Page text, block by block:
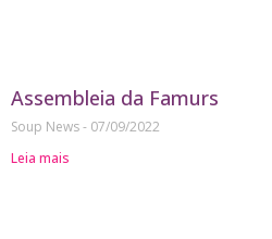
Assembleia da Famurs
Soup News
07/09/2022
Leia mais